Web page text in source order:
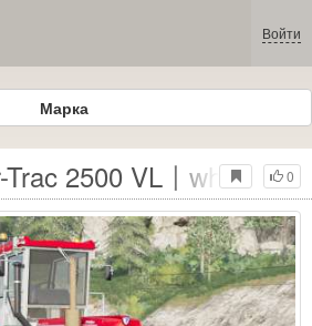
Войти
Марка
0
2500 VL〡wheels